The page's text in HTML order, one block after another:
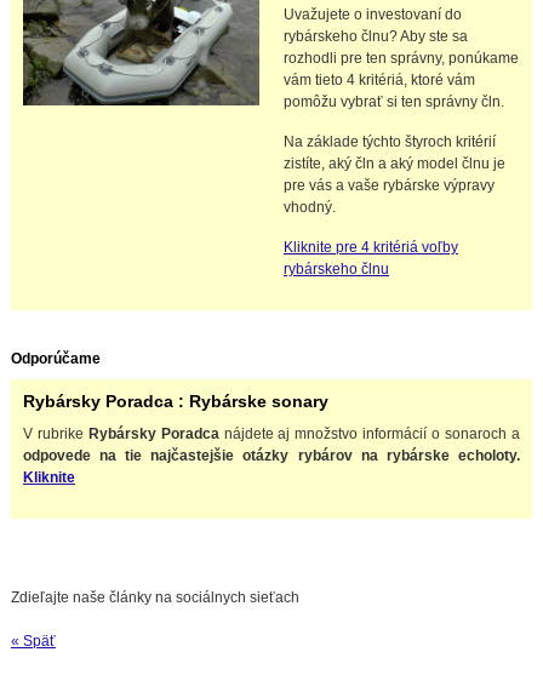
Uvažujete o investovaní do
rybárskeho člnu? Aby ste sa
rozhodli pre ten správny, ponúkame
vám tieto 4 kritériá, ktoré vám
pomôžu vybrať si ten správny čln.
Na základe týchto štyroch kritérií
zistíte, aký čln a aký model člnu je
pre vás a vaše rybárske výpravy
vhodný.
Kliknite pre 4 kritériá voľby
rybárskeho člnu
Odporúčame
Rybársky Poradca : Rybárske sonary
V rubrike Rybársky Poradca nájdete aj množstvo informácií o sonaroch a
odpovede na tie najčastejšie otázky rybárov na rybárske echoloty.
Kliknite
Zdieľajte naše články na sociálnych sieťach
« Späť